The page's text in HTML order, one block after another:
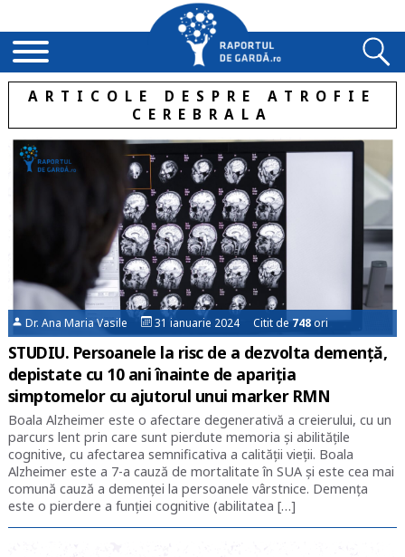
ARTICOLE DESPRE ATROFIE
CEREBRALA
Dr. Ana Maria Vasile 31 ianuarie 2024 Citit de748ori
STUDIU. Persoanele la risc de a dezvolta demență,
depistate cu 10 ani înainte de apariția
simptomelor cu ajutorul unui marker RMN
Boala Alzheimer este o afectare degenerativă a creierului, cu un
parcurs lent prin care sunt pierdute memoria și abilitățile
cognitive, cu afectarea semnificativa a calității vieții. Boala
Alzheimer este a 7-a cauză de mortalitate în SUA și este cea mai
comună cauză a demenței la persoanele vârstnice. Demența
este o pierdere a funției cognitive (abilitatea […]